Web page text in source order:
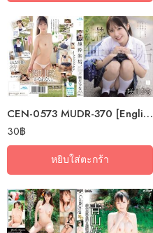
CEN-0573 MUDR-370 [English Subtitle] Pure And Innocent. The Highest Level…
30฿
หยิบใส่ตะกร้า